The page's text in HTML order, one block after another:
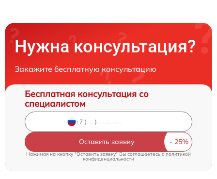
Нужна консультация?
Закажите бесплатную консультацию
Бесплатная консультация со
специалистом
Оставить заявку
Нажимая на кнопку "Оставить заявку" Вы соглашаетесь cполитикой
конфиденциальности